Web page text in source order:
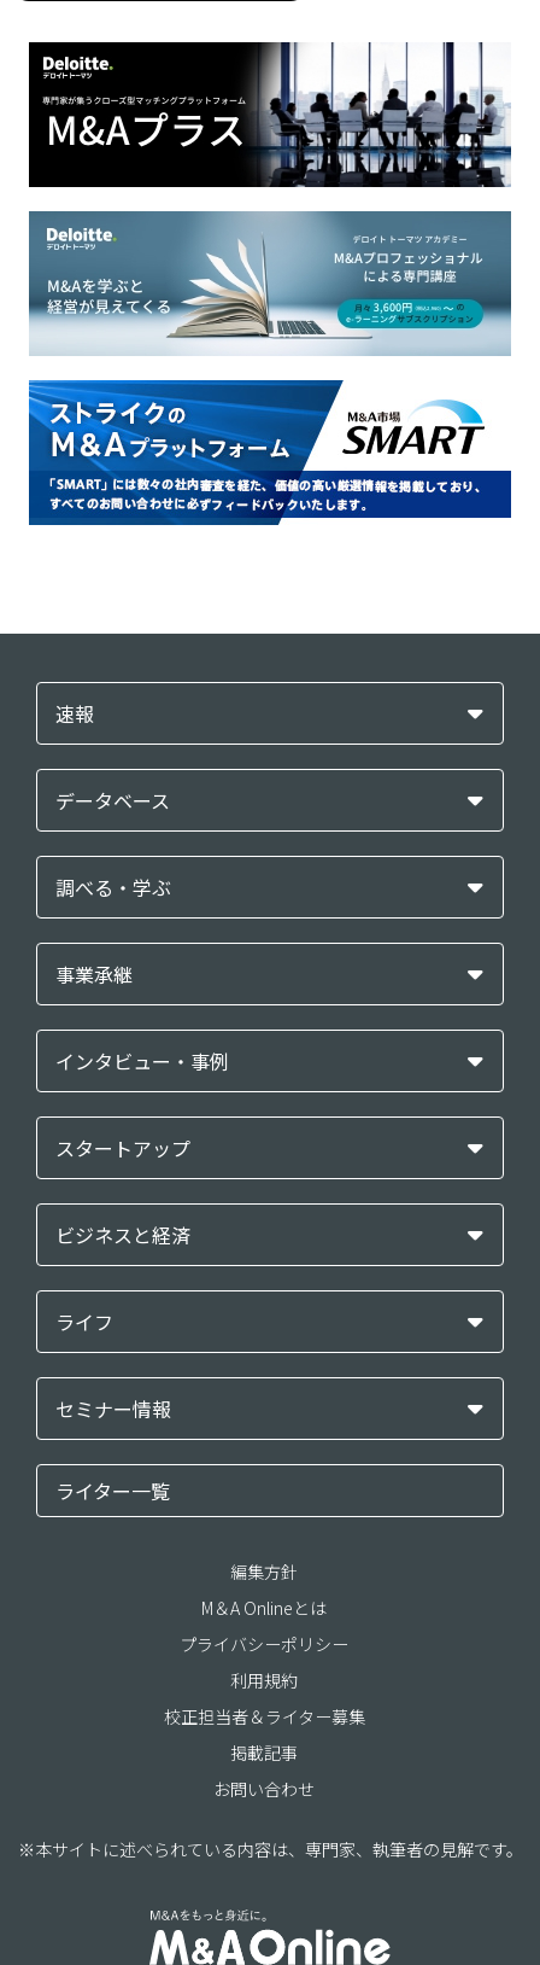
速報
データベース
調べる・学ぶ
事業承継
インタビュー・事例
スタートアップ
ビジネスと経済
ライフ
セミナー情報
ライター一覧
編集方針
M＆A Onlineとは
プライバシーポリシー
利用規約
校正担当者＆ライター募集
掲載記事
お問い合わせ
※本サイトに述べられている内容は、専門家、執筆者の見解です。